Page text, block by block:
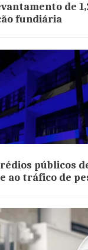
de
fundiária
públicos
ao tráfico de